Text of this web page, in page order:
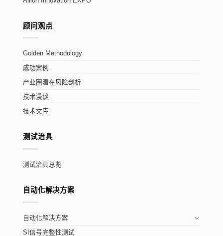
顾问观点
Golden Methodology
成功案例
产业圈潜在风险剖析
技术漫谈
技术文库
测试治具
测试治具总览
自动化解决方案
自动化解决方案
SI信号完整性测试